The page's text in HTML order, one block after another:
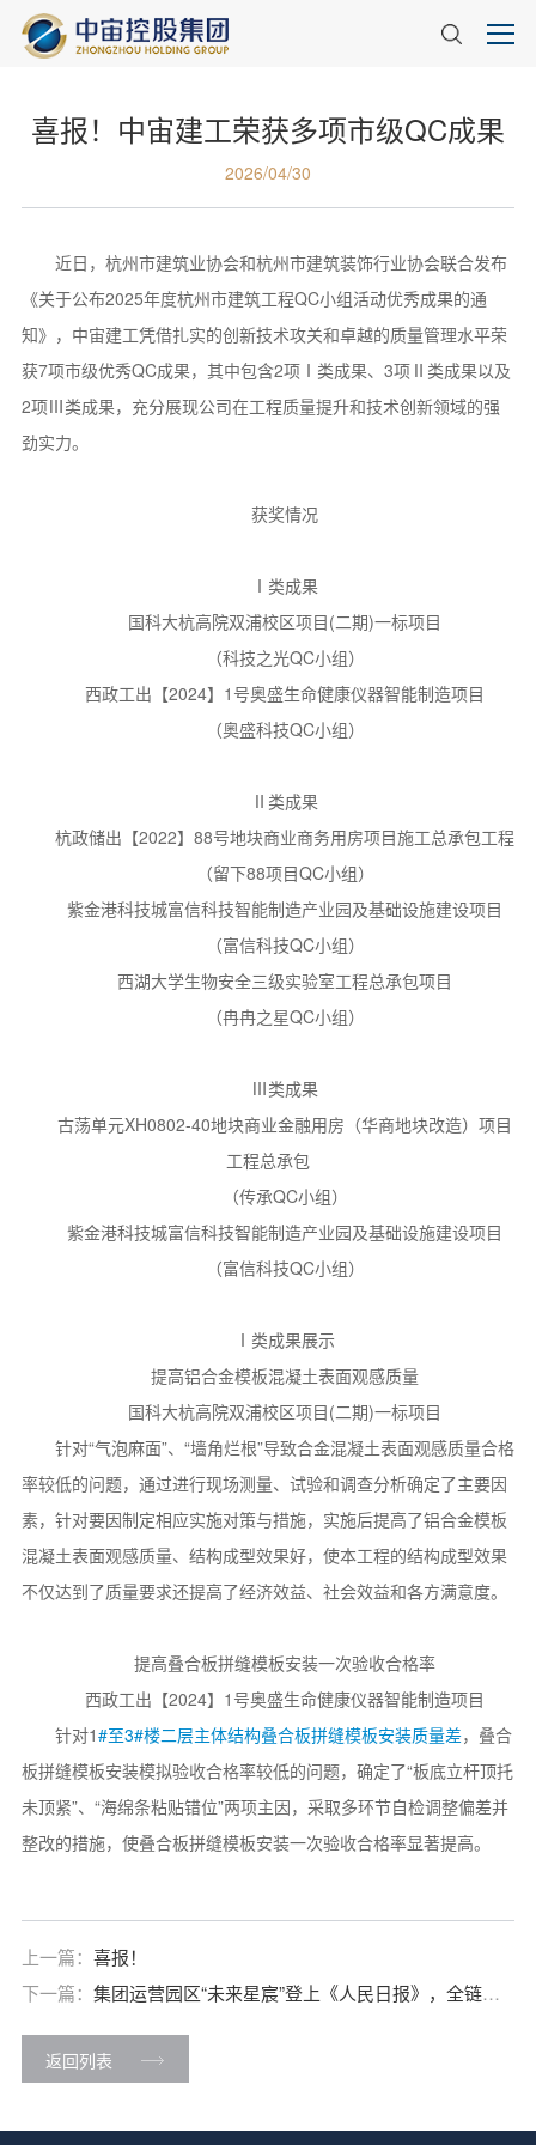
喜报！中宙建工荣获多项市级QC成果
2026/04/30
近日，杭州市建筑业协会和杭州市建筑装饰行业协会联合发布
《关于公布2025年度杭州市建筑工程QC小组活动优秀成果的通
知》，中宙建工凭借扎实的创新技术攻关和卓越的质量管理水平荣
获7项市级优秀QC成果，其中包含2项Ⅰ类成果、3项Ⅱ类成果以及
2项Ⅲ类成果，充分展现公司在工程质量提升和技术创新领域的强
劲实力。
获奖情况
Ⅰ类成果
国科大杭高院双浦校区项目(二期)一标项目
（科技之光QC小组）
西政工出【2024】1号奥盛生命健康仪器智能制造项目
（奥盛科技QC小组）
Ⅱ类成果
杭政储出【2022】88号地块商业商务用房项目施工总承包工程
（留下88项目QC小组）
紫金港科技城富信科技智能制造产业园及基础设施建设项目
（富信科技QC小组）
西湖大学生物安全三级实验室工程总承包项目
（冉冉之星QC小组）
Ⅲ类成果
古荡单元XH0802-40地块商业金融用房（华商地块改造）项目
工程总承包
（传承QC小组）
紫金港科技城富信科技智能制造产业园及基础设施建设项目
（富信科技QC小组）
Ⅰ类成果展示
提高铝合金模板混凝土表面观感质量
国科大杭高院双浦校区项目(二期)一标项目
针对“气泡麻面”、“墙角烂根”导致合金混凝土表面观感质量合格
率较低的问题，通过进行现场测量、试验和调查分析确定了主要因
素，针对要因制定相应实施对策与措施，实施后提高了铝合金模板
混凝土表面观感质量、结构成型效果好，使本工程的结构成型效果
不仅达到了质量要求还提高了经济效益、社会效益和各方满意度。
提高叠合板拼缝模板安装一次验收合格率
西政工出【2024】1号奥盛生命健康仪器智能制造项目
针对1#至3#楼二层主体结构叠合板拼缝模板安装质量差，叠合
板拼缝模板安装模拟验收合格率较低的问题，确定了“板底立杆顶托
未顶紧”、“海绵条粘贴错位”两项主因，采取多环节自检调整偏差并
整改的措施，使叠合板拼缝模板安装一次验收合格率显著提高。
上一篇： 喜报！
下一篇： 集团运营园区“未来星宸”登上《人民日报》，全链条
返回列表